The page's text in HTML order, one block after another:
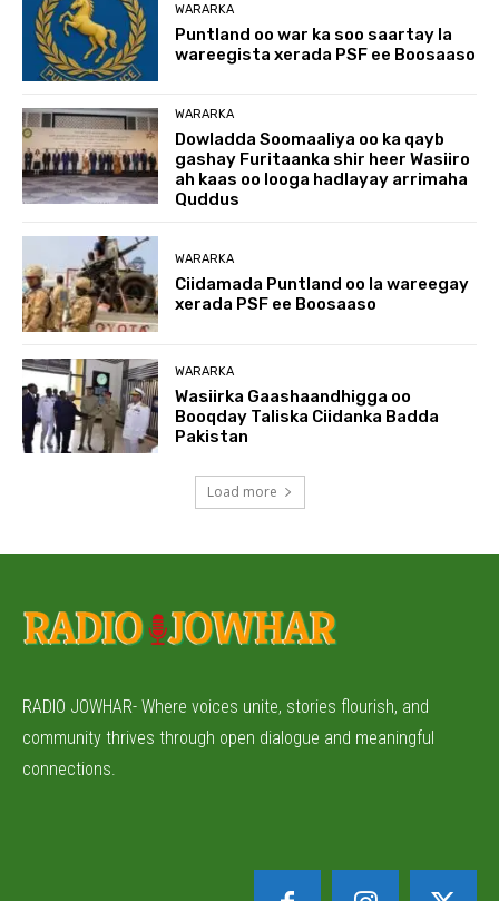
WARARKA
Puntland oo war ka soo saartay la
wareegista xerada PSF ee Boosaaso
WARARKA
Dowladda Soomaaliya oo ka qayb
gashay Furitaanka shir heer Wasiiro
ah kaas oo looga hadlayay arrimaha
Quddus
WARARKA
Ciidamada Puntland oo la wareegay
xerada PSF ee Boosaaso
WARARKA
Wasiirka Gaashaandhigga oo
Booqday Taliska Ciidanka Badda
Pakistan
Load more
RADIO JOWHAR- Where voices unite, stories flourish, and
community thrives through open dialogue and meaningful
connections.